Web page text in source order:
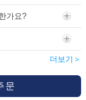
가요?
더보기＞
문